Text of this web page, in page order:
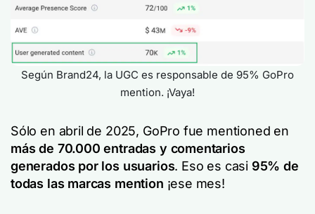
Según Brand24, la UGC es responsable de 95% GoPro
mention. ¡Vaya!
Sólo en abril de 2025, GoPro fue mentioned en
más de 70.000 entradas y comentarios
generados por los usuarios. Eso es casi 95% de
todas las marcas mention ¡ese mes!